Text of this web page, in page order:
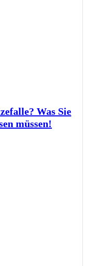
Was Sie
müssen!